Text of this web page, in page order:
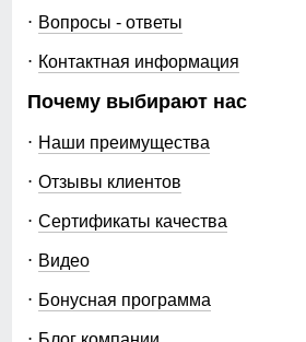
Вопросы - ответы
Контактная информация
Почему выбирают нас
Наши преимущества
Отзывы клиентов
Сертификаты качества
Видео
Бонусная программа